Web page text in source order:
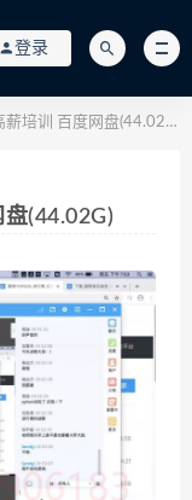
登录
培训 百度网盘(44.02G)
(44.02G)